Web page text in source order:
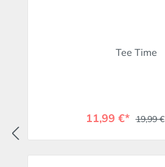
Tee Time
11,99 €* 19,99 €